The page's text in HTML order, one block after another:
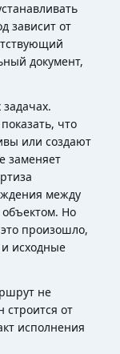
зависит от
документ,
что
или создают
заменяет
между
Но
произошло,
исходные
не
строится от
исполнения